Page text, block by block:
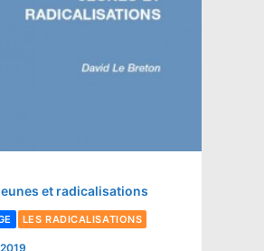
et radicalisations
LES RADICALISATIONS